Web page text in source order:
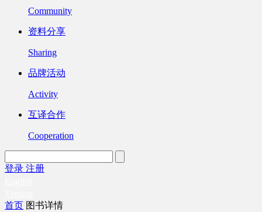
Community
资料分享
Sharing
品牌活动
Activity
互译合作
Cooperation
登录 注册
首页 图书详情